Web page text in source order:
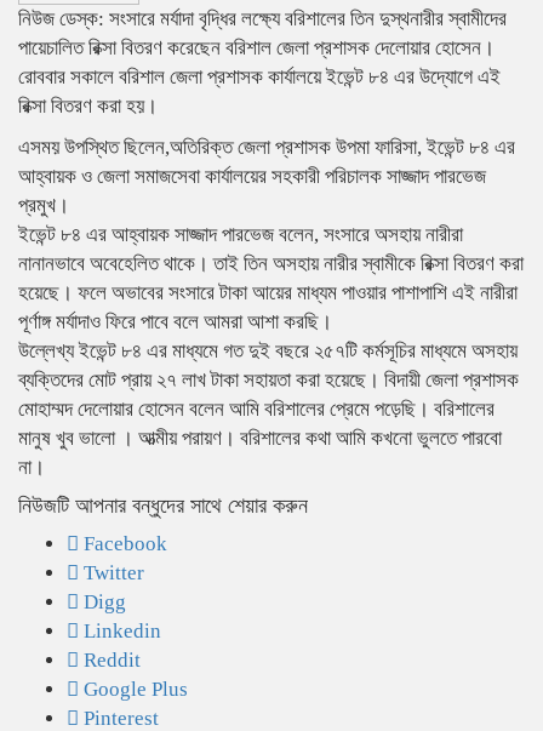
নিউজ ডেস্ক: সংসারে মর্যাদা বৃদ্ধির লক্ষ্যে বরিশালের তিন দুস্থনারীর স্বামীদের
পায়েচালিত রিক্সা বিতরণ করেছেন বরিশাল জেলা প্রশাসক দেলোয়ার হোসেন।
রোববার সকালে বরিশাল জেলা প্রশাসক কার্যালয়ে ইভেন্ট ৮৪ এর উদ্যোগে এই
রিক্সা বিতরণ করা হয়।
এসময় উপস্থিত ছিলেন,অতিরিক্ত জেলা প্রশাসক উপমা ফারিসা, ইভেন্ট ৮৪ এর
আহ্বায়ক ও জেলা সমাজসেবা কার্যালয়ের সহকারী পরিচালক সাজ্জাদ পারভেজ
প্রমুখ।
ইভেন্ট ৮৪ এর আহ্বায়ক সাজ্জাদ পারভেজ বলেন, সংসারে অসহায় নারীরা
নানানভাবে অবেহেলিত থাকে। তাই তিন অসহায় নারীর স্বামীকে রিক্সা বিতরণ করা
হয়েছে। ফলে অভাবের সংসারে টাকা আয়ের মাধ্যম পাওয়ার পাশাপাশি এই নারীরা
পূর্ণাঙ্গ মর্যাদাও ফিরে পাবে বলে আমরা আশা করছি।
উল্লেখ্য ইভেন্ট ৮৪ এর মাধ্যমে গত দুই বছরে ২৫৭টি কর্মসূচির মাধ্যমে অসহায়
ব্যক্তিদের মোট প্রায় ২৭ লাখ টাকা সহায়তা করা হয়েছে। বিদায়ী জেলা প্রশাসক
মোহাম্মদ দেলোয়ার হোসেন বলেন আমি বরিশালের প্রেমে পড়েছি। বরিশালের
মানুষ খুব ভালো । আত্মীয় পরায়ণ। বরিশালের কথা আমি কখনো ভুলতে পারবো
না।
নিউজটি আপনার বন্ধুদের সাথে শেয়ার করুন
Facebook
Twitter
Digg
Linkedin
Reddit
Google Plus
Pinterest